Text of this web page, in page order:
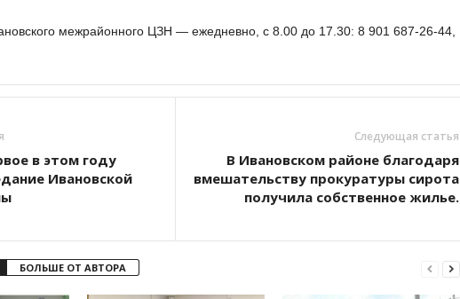
межрайонного ЦЗН — ежедневно, с 8.00 до 17.30: 8 901 687-26-44,
в этом году
Ивановской
Следующая статья
В Ивановском районе благодаря
вмешательству прокуратуры сирота
получила собственное жилье.
БОЛЬШЕ ОТ АВТОРА